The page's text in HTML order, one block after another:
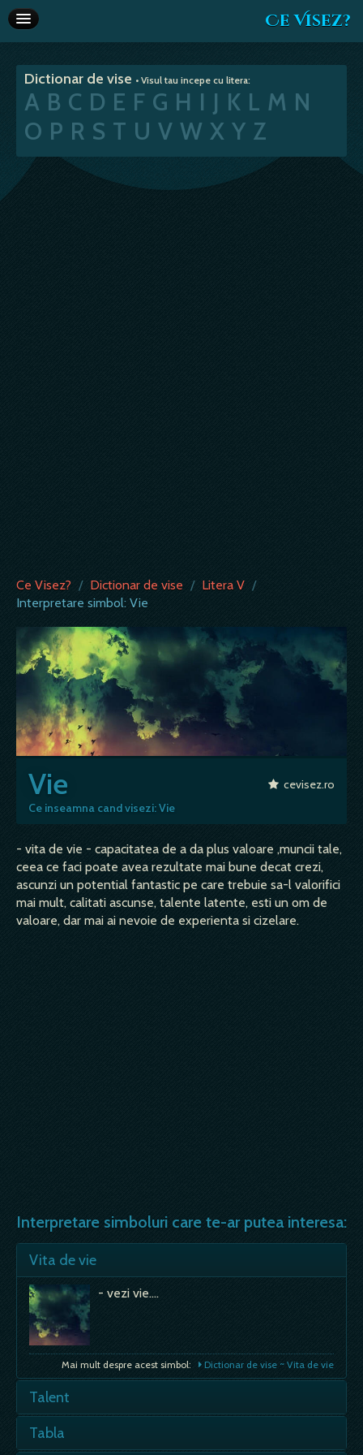
Ce Visez?
Interpretare vise
Articole
Va recomandam
Dictionar de vise • Visul tau incepe cu litera:
A B C D E F G H I J K L M N
O P R S T U V W X Y Z
Ce Visez? / Dictionar de vise / Litera V /
Interpretare simbol: Vie
Vie
Ce inseamna cand visezi: Vie
cevisez.ro
- vita de vie - capacitatea de a da plus valoare ,muncii tale,
ceea ce faci poate avea rezultate mai bune decat crezi,
ascunzi un potential fantastic pe care trebuie sa-l valorifici
mai mult, calitati ascunse, talente latente, esti un om de
valoare, dar mai ai nevoie de experienta si cizelare.
Interpretare simboluri care te-ar putea interesa:
Vita de vie
- vezi vie.…
Mai mult despre acest simbol: Dictionar de vise ~ Vita de vie
Talent
il ai in realitate; pictezi foarte frumos,
Tabla